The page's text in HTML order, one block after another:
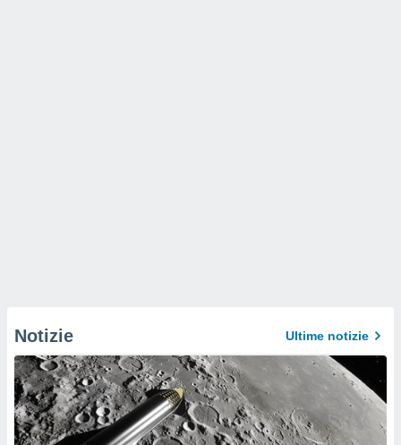
Notizie Ultime notizie